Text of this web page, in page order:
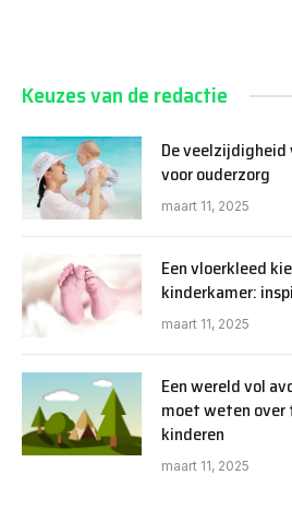
Keuzes van de redactie
De
voor ouderzorg
maart 11, 2025
Een vloerkleed
kinderkamer:
maart 11, 2025
Een wereld vol
moet weten
kinderen
maart 11, 2025